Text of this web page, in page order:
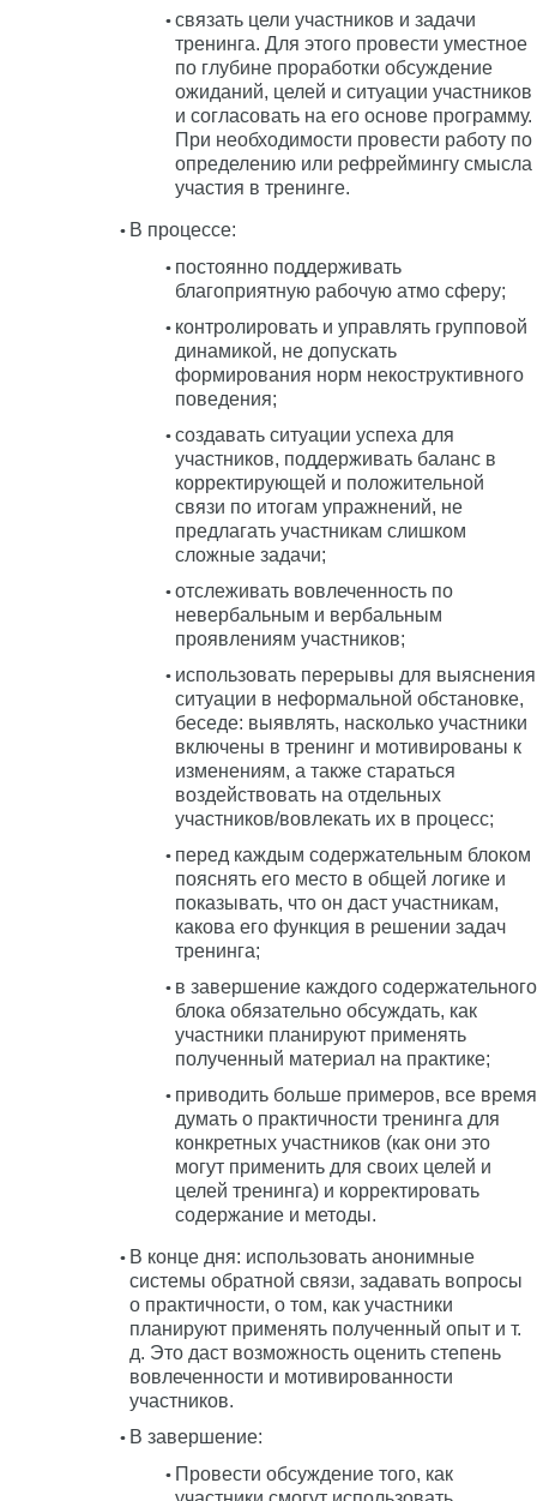
связать цели участников и задачи
тренинга. Для этого провести уместное
по глубине проработки обсуждение
ожиданий, целей и ситуации участников
и согласовать на его основе программу.
При необходимости провести работу по
определению или рефреймингу смысла
участия в тренинге.
В процессе:
постоянно поддерживать
благоприятную рабочую атмо сферу;
контролировать и управлять групповой
динамикой, не допускать
формирования норм некоструктивного
поведения;
создавать ситуации успеха для
участников, поддерживать баланс в
корректирующей и положительной
связи по итогам упражнений, не
предлагать участникам слишком
сложные задачи;
отслеживать вовлеченность по
невербальным и вербальным
проявлениям участников;
использовать перерывы для выяснения
ситуации в неформальной обстановке,
беседе: выявлять, насколько участники
включены в тренинг и мотивированы к
изменениям, а также стараться
воздействовать на отдельных
участников/вовлекать их в процесс;
перед каждым содержательным блоком
пояснять его место в общей логике и
показывать, что он даст участникам,
какова его функция в решении задач
тренинга;
в завершение каждого содержательного
блока обязательно обсуждать, как
участники планируют применять
полученный материал на практике;
приводить больше примеров, все время
думать о практичности тренинга для
конкретных участников (как они это
могут применить для своих целей и
целей тренинга) и корректировать
содержание и методы.
В конце дня: использовать анонимные
системы обратной связи, задавать вопросы
о практичности, о том, как участники
планируют применять полученный опыт и т.
д. Это даст возможность оценить степень
вовлеченности и мотивированности
участников.
В завершение:
Провести обсуждение того, как